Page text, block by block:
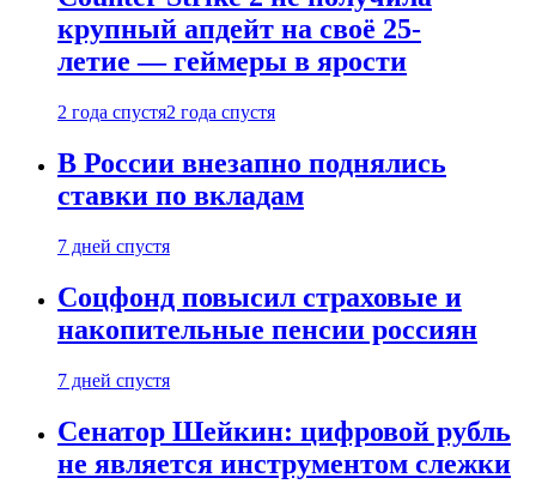
крупный апдейт на своё 25-
летие — геймеры в ярости
2 года спустя2 года спустя
В России внезапно поднялись
ставки по вкладам
7 дней спустя
Соцфонд повысил страховые и
накопительные пенсии россиян
7 дней спустя
Сенатор Шейкин: цифровой рубль
не является инструментом слежки